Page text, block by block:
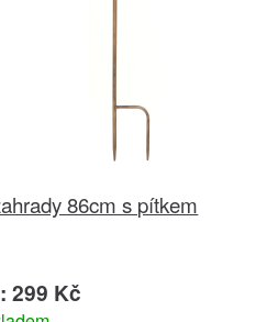
86cm s pítkem
299 Kč